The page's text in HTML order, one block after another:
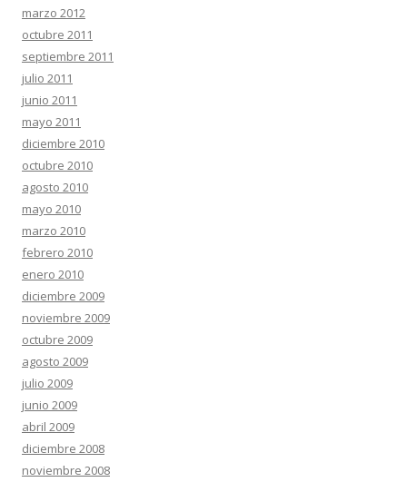
marzo 2012
octubre 2011
septiembre 2011
julio 2011
junio 2011
mayo 2011
diciembre 2010
octubre 2010
agosto 2010
mayo 2010
marzo 2010
febrero 2010
enero 2010
diciembre 2009
noviembre 2009
octubre 2009
agosto 2009
julio 2009
junio 2009
abril 2009
diciembre 2008
noviembre 2008